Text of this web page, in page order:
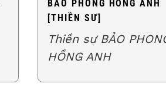
BẢO PHONG HỒNG ANH
[THIỀN SƯ]
Thiền sư BẢO
HỒNG ANH